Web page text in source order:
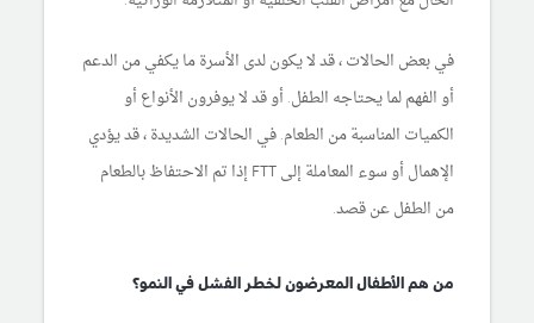
في بعض الحالات ، قد لا يكون لدى الأسرة ما يكفي من الدعم
أو الفهم لما يحتاجه الطفل. أو قد لا يوفرون الأنواع أو
الكميات المناسبة من الطعام. في الحالات الشديدة ، قد يؤدي
الإهمال أو سوء المعاملة إلى FTT إذا تم الاحتفاظ بالطعام
من الطفل عن قصد.
من هم الأطفال المعرضون لخطر الفشل في النمو؟